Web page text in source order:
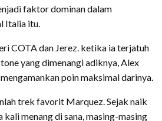
faktor dominan dalam
Italia itu.
COTA dan Jerez. ketika ia terjatuh
yang dimenangi adiknya, Alex
poin maksimal darinya.
trek favorit Marquez. Sejak naik
kali menang di sana, masing-masing